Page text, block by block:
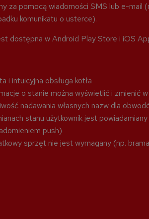
za pomocą wiadomości SMS lub e-mail
komunikatu o usterce).
dostępna w Android Play Store i iOS
i intuicyjna obsługa kotła
o stanie można wyświetlić i zmienić
nadawania własnych nazw dla
stanu użytkownik jest
push)
sprzęt nie jest wymagany (np.